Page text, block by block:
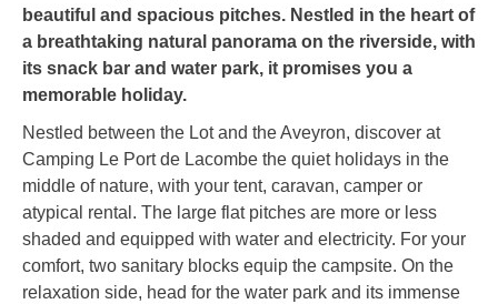
beautiful and spacious pitches. Nestled in the heart of
a breathtaking natural panorama on the riverside, with
its snack bar and water park, it promises you a
memorable holiday.
Nestled between the Lot and the Aveyron, discover at
Camping Le Port de Lacombe the quiet holidays in the
middle of nature, with your tent, caravan, camper or
atypical rental. The large flat pitches are more or less
shaded and equipped with water and electricity. For your
comfort, two sanitary blocks equip the campsite. On the
relaxation side, head for the water park and its immense